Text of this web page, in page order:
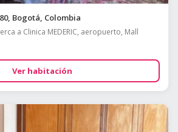
Bogotá, Colombia
a Clinica MEDERIC, aeropuerto, Mall
Ver habitación